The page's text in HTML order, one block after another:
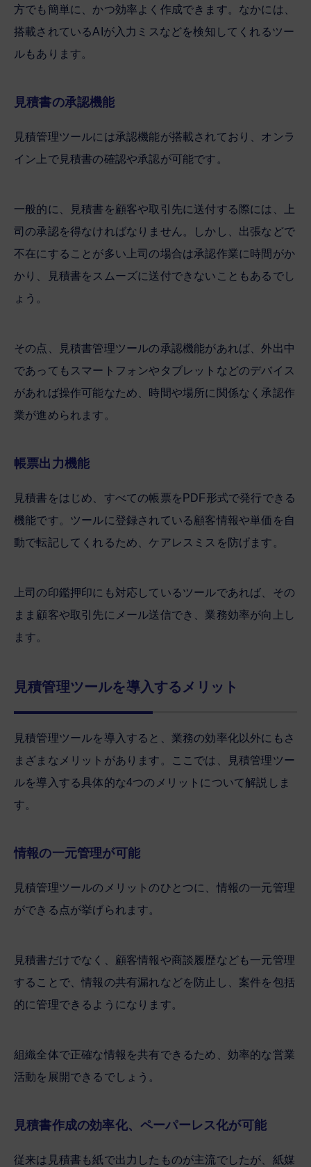
方でも簡単に、かつ効率よく作成できます。なかには、
搭載されているAIが入力ミスなどを検知してくれるツー
ルもあります。
見積書の承認機能
見積管理ツールには承認機能が搭載されており、オンラ
イン上で見積書の確認や承認が可能です。
一般的に、見積書を顧客や取引先に送付する際には、上
司の承認を得なければなりません。しかし、出張などで
不在にすることが多い上司の場合は承認作業に時間がか
かり、見積書をスムーズに送付できないこともあるでし
ょう。
その点、見積書管理ツールの承認機能があれば、外出中
であってもスマートフォンやタブレットなどのデバイス
があれば操作可能なため、時間や場所に関係なく承認作
業が進められます。
帳票出力機能
見積書をはじめ、すべての帳票をPDF形式で発行できる
機能です。ツールに登録されている顧客情報や単価を自
動で転記してくれるため、ケアレスミスを防げます。
上司の印鑑押印にも対応しているツールであれば、その
まま顧客や取引先にメール送信でき、業務効率が向上し
ます。
見積管理ツールを導入するメリット
見積管理ツールを導入すると、業務の効率化以外にもさ
まざまなメリットがあります。ここでは、見積管理ツー
ルを導入する具体的な4つのメリットについて解説しま
す。
情報の一元管理が可能
見積管理ツールのメリットのひとつに、情報の一元管理
ができる点が挙げられます。
見積書だけでなく、顧客情報や商談履歴なども一元管理
することで、情報の共有漏れなどを防止し、案件を包括
的に管理できるようになります。
組織全体で正確な情報を共有できるため、効率的な営業
活動を展開できるでしょう。
見積書作成の効率化、ペーパーレス化が可能
従来は見積書も紙で出力したものが主流でしたが、紙媒